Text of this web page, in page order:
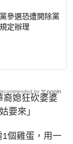
參選恐遭開除黨
定辦理
裔媳狂砍婆婆
要來」
個雞蛋，用一
by